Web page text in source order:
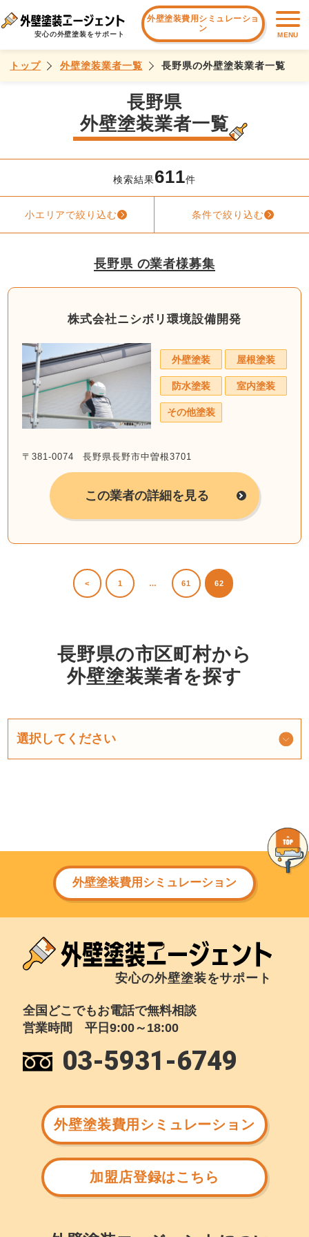
安心の外壁塗装をサポート
外壁塗装費用シミュレーショ
ン
MENU
トップ 外壁塗装業者一覧 長野県の外壁塗装業者一覧
長野県
外壁塗装業者一覧
検索結果611件
小エリアで絞り込む 条件で絞り込む
長野県 の業者様募集
株式会社ニシボリ環境設備開発
外壁塗装 屋根塗装
防水塗装 室内塗装
その他塗装
〒381-0074 長野県長野市中曽根3701
この業者の詳細を見る
< 1 … 61 62
長野県の市区町村から
外壁塗装業者を探す
外壁塗装費用シミュレーション
安心の外壁塗装をサポート
全国どこでもお電話で無料相談
営業時間 平日9:00～18:00
03-5931-6749
外壁塗装費用シミュレーション
加盟店登録はこちら